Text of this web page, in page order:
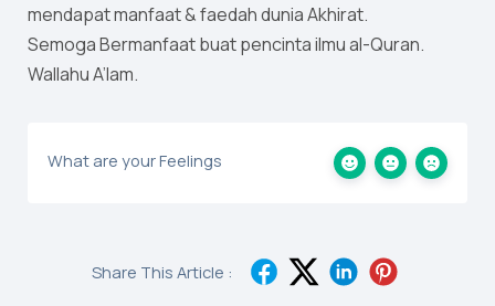
mendapat manfaat & faedah dunia Akhirat.
Semoga Bermanfaat buat pencinta ilmu al-Quran.
Wallahu A’lam.
What are your Feelings
Share This Article :